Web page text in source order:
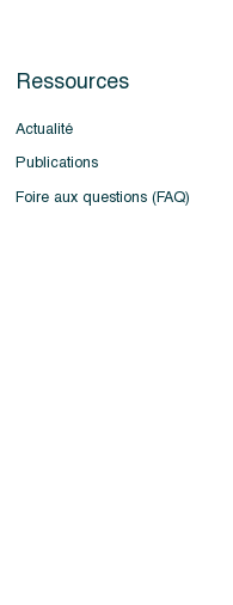
Ressources
Actualité
Publications
Foire aux questions (FAQ)